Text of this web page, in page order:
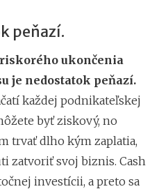
peňazí.
ukončenia
je nedostatok peňazí.
každej podnikateľskej
byť ziskový, no
trvať dlho kým zaplatia,
zatvoriť svoj biznis. Cash
investícii, a preto sa